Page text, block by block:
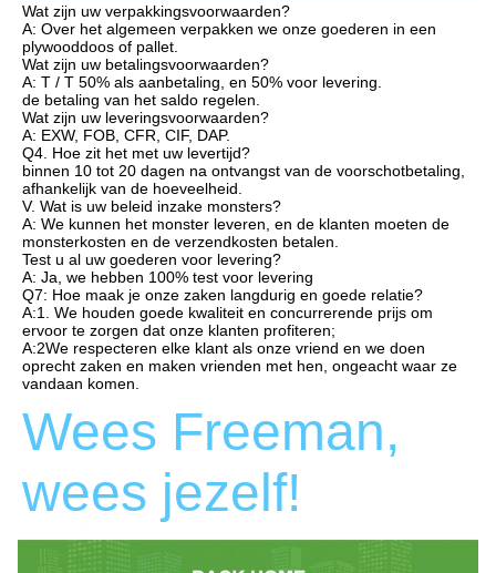
Wat zijn uw verpakkingsvoorwaarden?
A: Over het algemeen verpakken we onze goederen in een
plywooddoos of pallet.
Wat zijn uw betalingsvoorwaarden?
A: T / T 50% als aanbetaling, en 50% voor levering.
de betaling van het saldo regelen.
Wat zijn uw leveringsvoorwaarden?
A: EXW, FOB, CFR, CIF, DAP.
Q4. Hoe zit het met uw levertijd?
binnen 10 tot 20 dagen na ontvangst van de voorschotbetaling,
afhankelijk van de hoeveelheid.
V. Wat is uw beleid inzake monsters?
A: We kunnen het monster leveren, en de klanten moeten de
monsterkosten en de verzendkosten betalen.
Test u al uw goederen voor levering?
A: Ja, we hebben 100% test voor levering
Q7: Hoe maak je onze zaken langdurig en goede relatie?
A:1. We houden goede kwaliteit en concurrerende prijs om
ervoor te zorgen dat onze klanten profiteren;
A:2We respecteren elke klant als onze vriend en we doen
oprecht zaken en maken vrienden met hen, ongeacht waar ze
vandaan komen.
Wees Freeman,
wees jezelf!